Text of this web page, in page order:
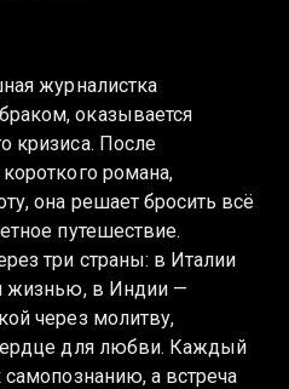
журналистка
оказывается
кризиса. После
романа,
она решает бросить всё
путешествие.
три страны: в Италии
жизнью, в Индии —
через молитву,
для любви. Каждый
самопознанию, а встреча